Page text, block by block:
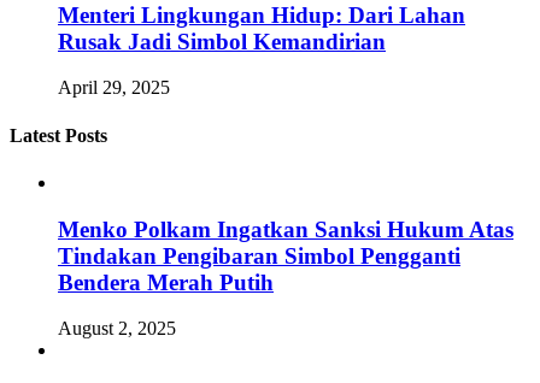
Menteri Lingkungan Hidup: Dari Lahan
Rusak Jadi Simbol Kemandirian
April 29, 2025
Latest Posts
Menko Polkam Ingatkan Sanksi Hukum Atas
Tindakan Pengibaran Simbol Pengganti
Bendera Merah Putih
August 2, 2025